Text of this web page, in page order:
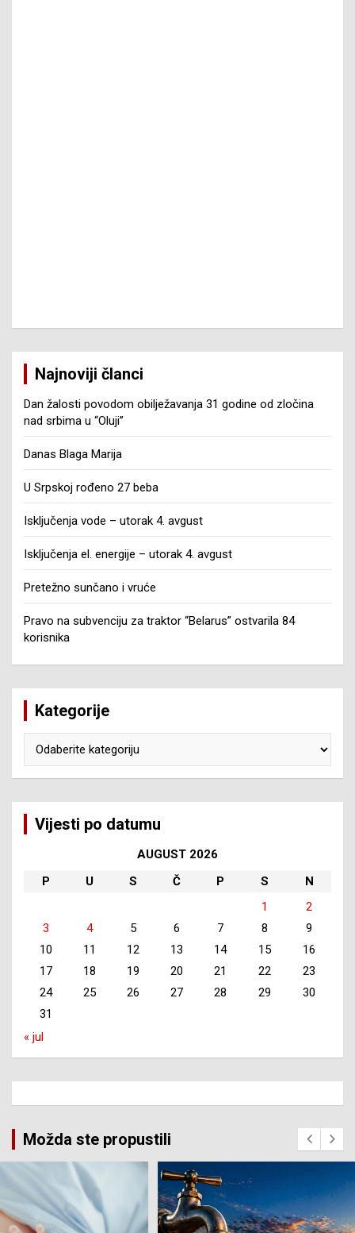
Najnoviji članci
Dan žalosti povodom obilježavanja 31 godine od zločina
nad srbima u “Oluji”
Danas Blaga Marija
U Srpskoj rođeno 27 beba
Isključenja vode – utorak 4. avgust
Isključenja el. energije – utorak 4. avgust
Pretežno sunčano i vruće
Pravo na subvenciju za traktor “Belarus” ostvarila 84
korisnika
Kategorije
Vijesti po datumu
AUGUST 2026
P
U S Č P S
N
1
2
3
4 5 6 7 8
9
10
11 12 13 14 15
16
17
18 19 20 21 22
23
24
25 26 27 28 29
30
31
« jul
Možda ste propustili